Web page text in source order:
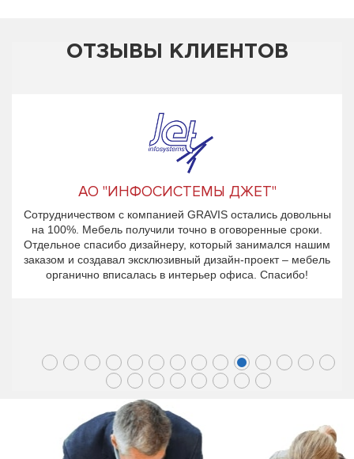
ОТЗЫВЫ КЛИЕНТОВ
АО "ИНФОСИСТЕМЫ ДЖЕТ"
Сотрудничеством с компанией GRAVIS остались довольны
на 100%. Мебель получили точно в оговоренные сроки.
Отдельное спасибо дизайнеру, который занимался нашим
заказом и создавал эксклюзивный дизайн-проект – мебель
органично вписалась в интерьер офиса. Спасибо!